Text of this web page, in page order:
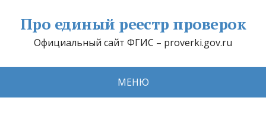
Про единый реестр проверок
Официальный сайт ФГИС – proverki.gov.ru
МЕНЮ